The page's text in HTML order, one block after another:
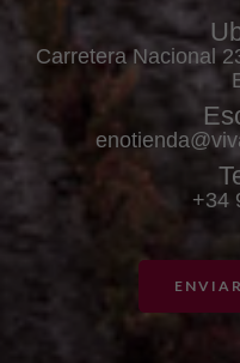
Carretera Nacional
+34